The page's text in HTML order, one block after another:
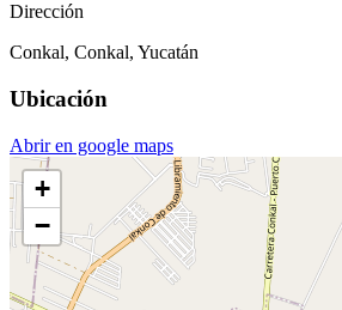
Dirección
Conkal, Conkal, Yucatán
Ubicación
Abrir en google maps
+
−